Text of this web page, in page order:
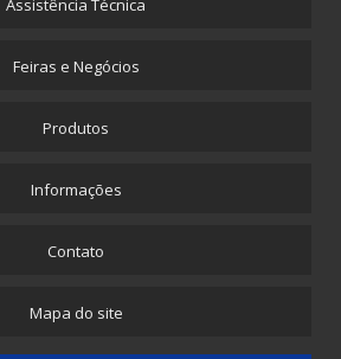
com Elástico
em Rolo
- 1 unidade
- Até 200 unidades
Assistência Técnica
Feiras e Negócios
Produtos
Informações
Contato
Mapa do site